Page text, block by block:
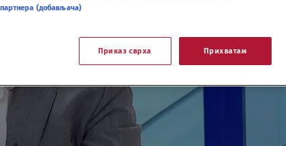
(добављача)
Приказ сврха Прихватам